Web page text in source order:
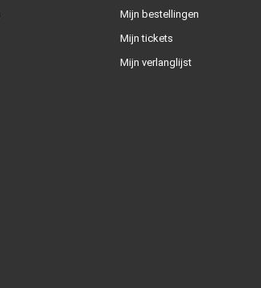
Mijn bestellingen
Mijn tickets
Mijn verlanglijst